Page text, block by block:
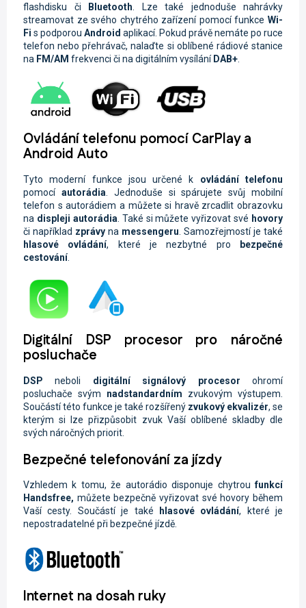
flashdisku či
Bluetooth . Lze také jednoduše nahrávky
streamovat ze svého chytrého zařízení pomocí funkce Wi-
Fi s podporou Android aplikací. Pokud právě nemáte po ruce
telefon nebo přehrávač, nalaďte si oblíbené rádiové stanice
na FM/AM frekvenci či na digitálním vysílání DAB+
Ovládání telefonu pomocí CarPlay a
Android Auto
Tyto moderní funkce jsou určené k ovládání telefonu
pomocíautorádia . Jednoduše si spárujete svůj mobilní
telefon s autorádiem a můžete si hravě zrcadlit obrazovku
na displeji autorádia . Také si můžete vyřizovat své hovory
či například zprávy na messengeru . Samozřejmostí je také
hlasové ovládání, které je nezbytné pro
bezpečné
cestování.
Digitální DSP procesor pro náročné
posluchače
DSP neboli digitální signálový procesorohromí
posluchače svým nadstandardním zvukovým výstupem.
Součástí této funkce je také rozšířený zvukový ekvalizér, se
kterým si lze přizpůsobit zvuk Vaší oblíbené skladby dle
svých náročných priorit.
Bezpečné telefonování za jízdy
Vzhledem k tomu, že autorádio disponuje chytroufunkcí
Handsfree, můžete bezpečně vyřizovat své hovory během
Vaší cesty. Součástí je také
hlasové ovládání, které je
nepostradatelné při bezpečné jízdě.
Internet na dosah ruky